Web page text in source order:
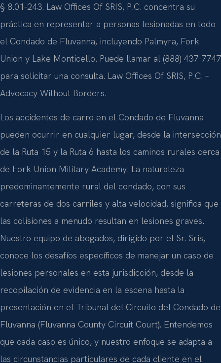
§ 8.01-243. Law Offices Of SRIS, P.C. concentra su
práctica en representar a personas lesionadas en todo
el Condado de Fluvanna, incluyendo Palmyra, Fork
Union y Lake Monticello. Puede llamar al (888) 437-7747
para solicitar una consulta. Law Offices Of SRIS, P.C. –
Advocacy Without Borders.
Los accidentes de carro en el Condado de Fluvanna
pueden ocurrir en cualquier lugar, desde la intersección
de la Ruta 15 y la Ruta 6 hasta los caminos rurales cerca
de Fork Union Military Academy. La naturaleza
predominantemente rural del condado, con sus
carreteras de dos carriles y alta velocidad, significa que
las colisiones a menudo resultan en lesiones graves.
Nuestro equipo de abogados, dirigido por el Sr. Sris,
conoce los desafíos específicos de manejar un caso de
lesiones personales en esta jurisdicción, desde la
recopilación de evidencia en la escena hasta la
presentación en el Tribunal del Circuito del Condado de
Fluvanna (Fluvanna County Circuit Court). Entendemos
que cada caso es único, y nuestro enfoque se adapta a
las circunstancias particulares de cada cliente en el